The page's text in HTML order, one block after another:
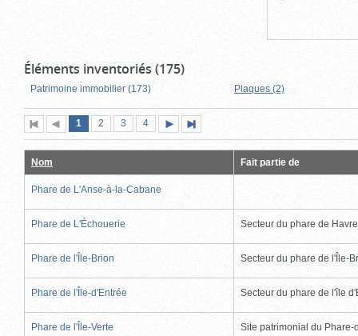
Éléments inventoriés (175)
Patrimoine immobilier (173) Plaques (2)
Première
page
Page
précédente
Page
1 (page
actuelle)
Page
2 Page
3 Page
4
suivante
page
Nom Fait partie de
Phare de L'Anse-à-la-Cabane
Phare de L'Échouerie Secteur du phare de
Phare de l'Île-Brion Secteur du phare de l'Île-
Phare de l'Île-d'Entrée Secteur du phare de l'île
Phare de l'Île-Verte Site patrimonial du Phare-